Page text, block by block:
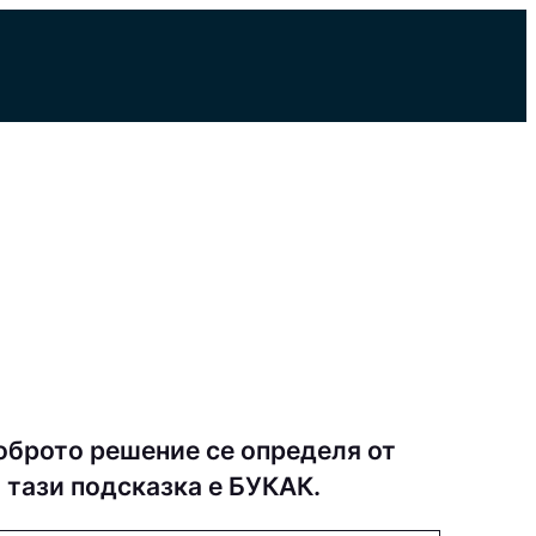
решение се определя от
подсказка е БУКAК.